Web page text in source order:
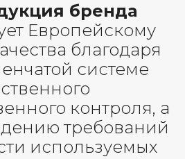
бренда
Европейскому
благодаря
системе
контроля, а
требований
используемых